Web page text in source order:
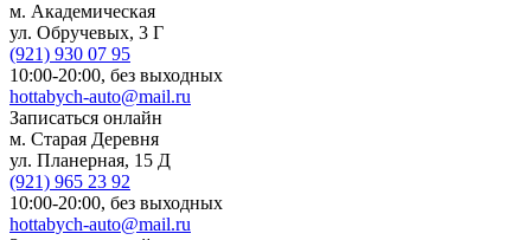
м. Академическая
ул. Обручевых, 3 Г
(921) 930 07 95
10:00-20:00, без выходных
hottabych-auto@mail.ru
Записаться онлайн
м. Старая Деревня
ул. Планерная, 15 Д
(921) 965 23 92
10:00-20:00, без выходных
hottabych-auto@mail.ru